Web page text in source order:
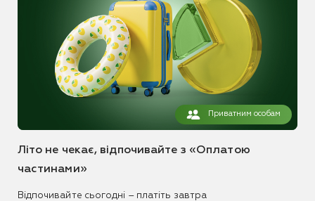
Приватним особам
Літо не чекає, відпочивайте з «Оплатою
частинами»
Відпочивайте сьогодні – платіть завтра